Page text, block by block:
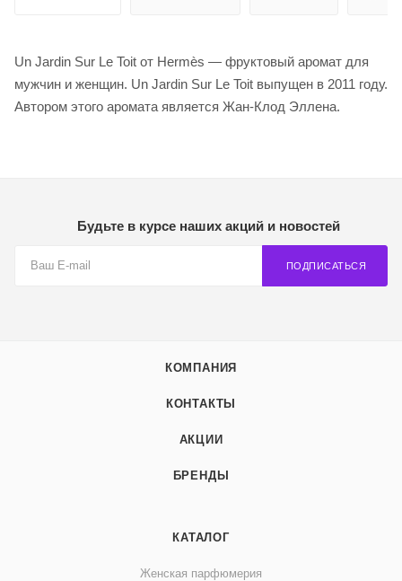
Un Jardin Sur Le Toit от Hermès — фруктовый аромат для
мужчин и женщин. Un Jardin Sur Le Toit выпущен в 2011 году.
Автором этого аромата является Жан-Клод Эллена.
Будьте в курсе наших акций и новостей
ПОДПИСАТЬСЯ
КОМПАНИЯ
КОНТАКТЫ
АКЦИИ
БРЕНДЫ
КАТАЛОГ
Женская парфюмерия